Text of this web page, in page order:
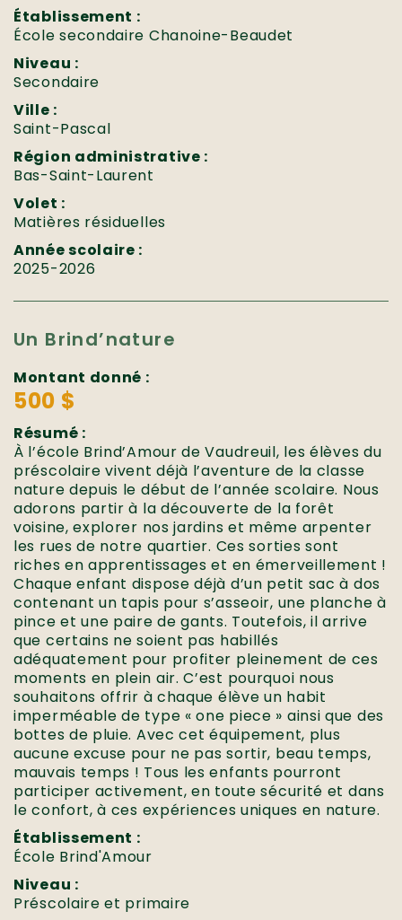
Établissement :
École secondaire Chanoine-Beaudet
Niveau :
Secondaire
Ville :
Saint-Pascal
Région administrative :
Bas-Saint-Laurent
Volet :
Matières résiduelles
Année scolaire :
2025-2026
Un Brind’nature
Montant donné :
500 $
Résumé :
À l’école Brind’Amour de Vaudreuil, les élèves du
préscolaire vivent déjà l’aventure de la classe
nature depuis le début de l’année scolaire. Nous
adorons partir à la découverte de la forêt
voisine, explorer nos jardins et même arpenter
les rues de notre quartier. Ces sorties sont
riches en apprentissages et en émerveillement !
Chaque enfant dispose déjà d’un petit sac à dos
contenant un tapis pour s’asseoir, une planche à
pince et une paire de gants. Toutefois, il arrive
que certains ne soient pas habillés
adéquatement pour profiter pleinement de ces
moments en plein air. C’est pourquoi nous
souhaitons offrir à chaque élève un habit
imperméable de type « one piece » ainsi que des
bottes de pluie. Avec cet équipement, plus
aucune excuse pour ne pas sortir, beau temps,
mauvais temps ! Tous les enfants pourront
participer activement, en toute sécurité et dans
le confort, à ces expériences uniques en nature.
Établissement :
École Brind'Amour
Niveau :
Préscolaire et primaire